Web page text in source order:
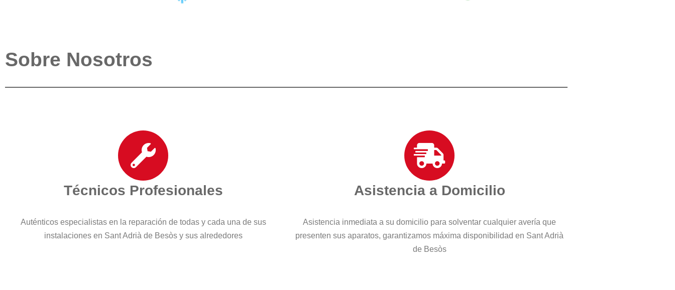
Sobre Nosotros
Técnicos Profesionales
Auténticos especialistas en la reparación de todas y cada una de sus
instalaciones en Sant Adrià de Besòs y sus alrededores
Asistencia a Domicilio
Asistencia inmediata a su domicilio para solventar cualquier avería que
presenten sus aparatos, garantizamos máxima disponibilidad en Sant Adrià
de Besòs